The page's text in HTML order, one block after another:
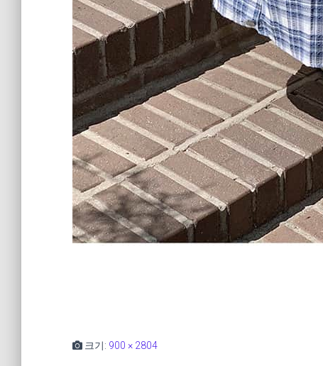
크기: 900 × 2804